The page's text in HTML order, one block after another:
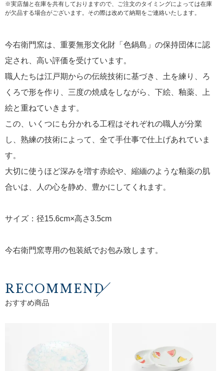
※実店舗と在庫を共有しておりますので、ご注文のタイミングによっては在庫
が欠品する場合がございます。その際は改めて納期をご連絡いたします。
今右衛門窯は、重要無形文化財「色鍋島」の保持団体に認
定され、高い評価を受けています。
職人たちは江戸期からの伝統技術に基づき、土を練り、ろ
くろで形を作り、三度の焼成をしながら、下絵、釉薬、上
絵と重ねていきます。
この、いくつにも分かれる工程はそれぞれの職人が分業
し、熟練の技術によって、全て手仕事で仕上げあれていま
す。
大切に使うほど深みを増す赤絵や、縮緬のような釉薬の肌
合いは、人の心を静め、豊かにしてくれます。
サイズ：径15.6cm×高さ3.5cm
今右衛門窯専用の包装紙でお包み致します。
RECOMMEND
おすすめ商品